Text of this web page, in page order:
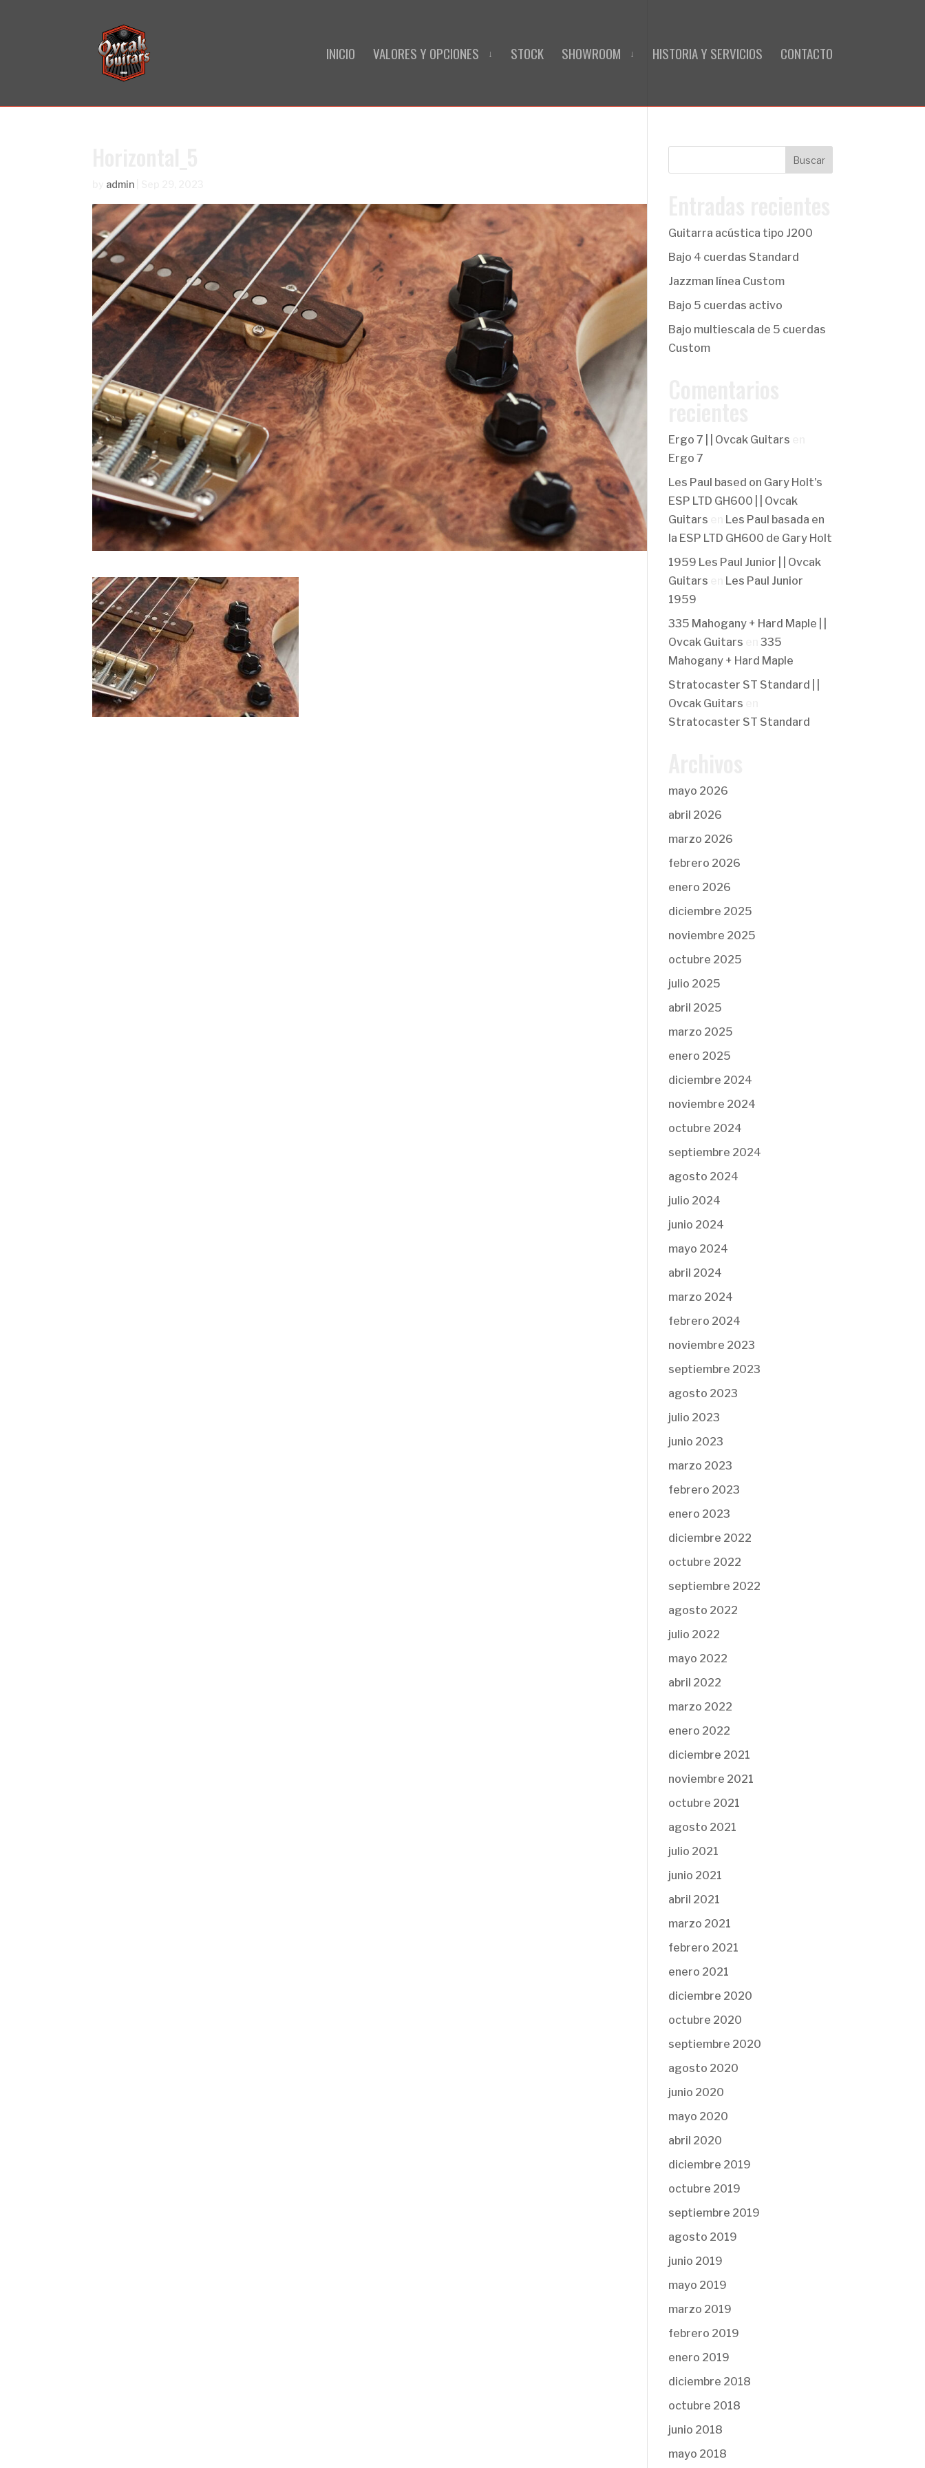
INICIO VALORES Y OPCIONES STOCK SHOWROOM HISTORIA Y SERVICIOS CONTACTO
admin
Guitarra acústica tipo J200
Bajo 4 cuerdas Standard
Jazzman línea Custom
Bajo 5 cuerdas activo
Bajo multiescala de 5 cuerdas
Custom
Ergo 7 | | Ovcak Guitars
Ergo 7
Les Paul based on Gary Holt's
ESP LTD GH600 | | Ovcak
Guitars
Les Paul basada en
la ESP LTD GH600 de Gary Holt
1959 Les Paul Junior | | Ovcak
Guitars
Les Paul Junior
1959
335 Mahogany + Hard Maple | |
Ovcak Guitars
335
Mahogany + Hard Maple
Stratocaster ST Standard | |
Ovcak Guitars
Stratocaster ST Standard
mayo 2026
abril 2026
marzo 2026
febrero 2026
enero 2026
diciembre 2025
noviembre 2025
octubre 2025
julio 2025
abril 2025
marzo 2025
enero 2025
diciembre 2024
noviembre 2024
octubre 2024
septiembre 2024
agosto 2024
julio 2024
junio 2024
mayo 2024
abril 2024
marzo 2024
febrero 2024
noviembre 2023
septiembre 2023
agosto 2023
julio 2023
junio 2023
marzo 2023
febrero 2023
enero 2023
diciembre 2022
octubre 2022
septiembre 2022
agosto 2022
julio 2022
mayo 2022
abril 2022
marzo 2022
enero 2022
diciembre 2021
noviembre 2021
octubre 2021
agosto 2021
julio 2021
junio 2021
abril 2021
marzo 2021
febrero 2021
enero 2021
diciembre 2020
octubre 2020
septiembre 2020
agosto 2020
junio 2020
mayo 2020
abril 2020
diciembre 2019
octubre 2019
septiembre 2019
agosto 2019
junio 2019
mayo 2019
marzo 2019
febrero 2019
enero 2019
diciembre 2018
octubre 2018
junio 2018
mayo 2018